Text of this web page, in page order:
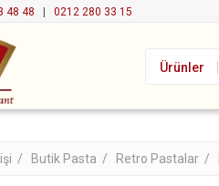
48 48 0212 280 33 15
Ürünler
/ Butik Pasta / Retro Pastalar /